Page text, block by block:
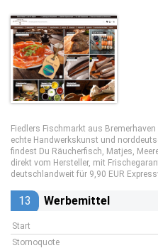
Fiedlers Fischmarkt aus
echte Handwerkskunst und
findest Du Räucherfisch, Matjes,
direkt vom Hersteller, mit
deutschlandweit für 9,90 EUR
13 Werbemittel
Start
Stornoquote